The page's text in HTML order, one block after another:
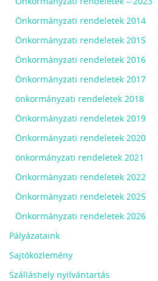
Önkormányzati rendeletek 2014
Önkormányzati rendeletek 2015
Önkormányzati rendeletek 2016
Önkormányzati rendeletek 2017
önkormányzati rendeletek 2018
Önkormányzati rendeletek 2019
Önkormányzati rendeletek 2020
önkormányzati rendeletek 2021
Önkormányzati rendeletek 2022
Önkormányzati rendeletek 2025
Önkormányzati rendeletek 2026
Pályázataink
Sajtóközlemény
Szálláshely nyilvántartás